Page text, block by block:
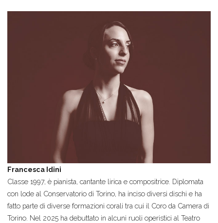
Francesca Idini
Classe 1997, è pianista, cantante lirica e compositrice. Diplomata
con lode al Conservatorio di Torino, ha inciso diversi dischi e ha
fatto parte di diverse formazioni corali tra cui il Coro da Camera di
Torino. Nel 2025 ha debuttato in alcuni ruoli operistici al Teatro